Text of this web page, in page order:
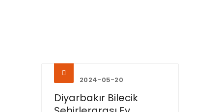
2024-05-20
Diyarbakır Bilecik